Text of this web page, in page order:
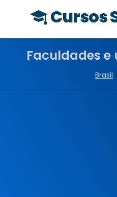
Cursos
Faculdades e
Brasil